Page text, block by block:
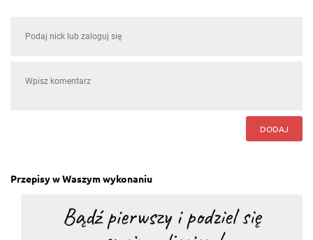
DODAJ
Przepisy w Waszym wykonaniu